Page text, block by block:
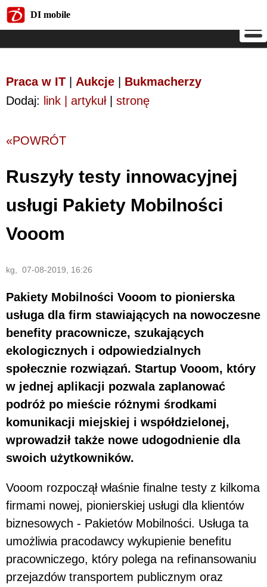
DI mobile
Praca w IT Aukcje
Bukmacherzy
Dodaj: link | artykuł| stronę
«POWRÓT
Ruszyły testy innowacyjnej
usługi Pakiety Mobilności
Vooom
kg, 07-08-2019, 16:26
Pakiety Mobilności Vooom to pionierska
usługa dla firm stawiających na nowoczesne
benefity pracownicze, szukających
ekologicznych i odpowiedzialnych
społecznie rozwiązań. Startup Vooom, który
w jednej aplikacji pozwala zaplanować
podróż po mieście różnymi środkami
komunikacji miejskiej i współdzielonej,
wprowadził także nowe udogodnienie dla
swoich użytkowników.
Vooom rozpoczął właśnie finalne testy z kilkoma
firmami nowej, pionierskiej usługi dla klientów
biznesowych - Pakietów Mobilności. Usługa ta
umożliwia pracodawcy wykupienie benefitu
pracowniczego, który polega na refinansowaniu
przejazdów transportem publicznym oraz
DI mobile